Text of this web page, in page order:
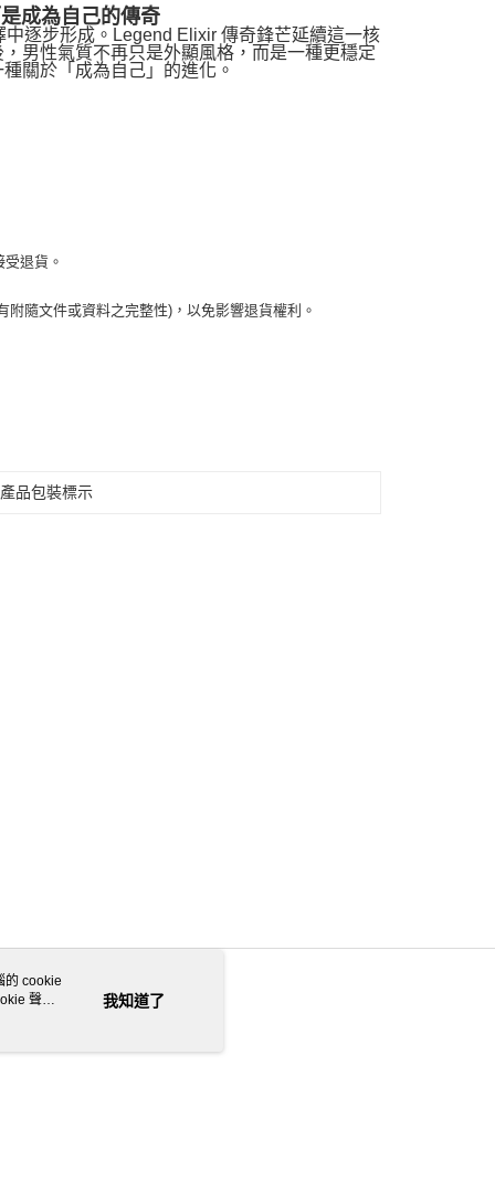
成為自己的傳奇
逐步形成。Legend Elixir 傳奇鋒芒延續這一核
男性氣質不再只是外顯風格，而是一種更穩定
關於「成為自己」的進化。
退貨。
隨文件或資料之完整性)，以免影響退貨權利。
品包裝標示
的 cookie
聲明
我知道了